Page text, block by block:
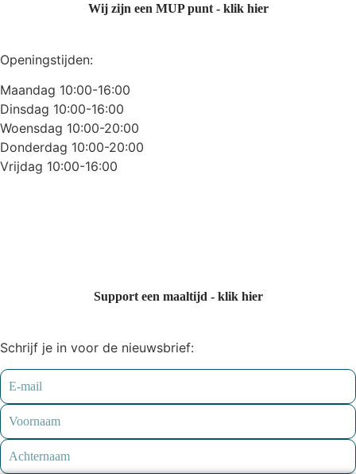
Wij zijn een MUP punt - klik hier
Openingstijden:
Maandag 10:00-16:00
Dinsdag 10:00-16:00
Woensdag 10:00-20:00
Donderdag 10:00-20:00
Vrijdag 10:00-16:00
Support een maaltijd - klik hier
Schrijf je in voor de nieuwsbrief: